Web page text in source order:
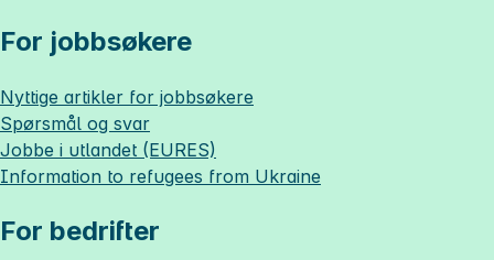
For jobbsøkere
Nyttige artikler for jobbsøkere
Spørsmål og svar
Jobbe i utlandet (EURES)
Information to refugees from Ukraine
For bedrifter